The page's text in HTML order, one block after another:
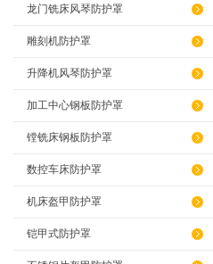
龙门铣床风琴防护罩
雕刻机防护罩
升降机风琴防护罩
加工中心钢板防护罩
镗铣床钢板防护罩
数控车床防护罩
机床盔甲防护罩
铠甲式防护罩